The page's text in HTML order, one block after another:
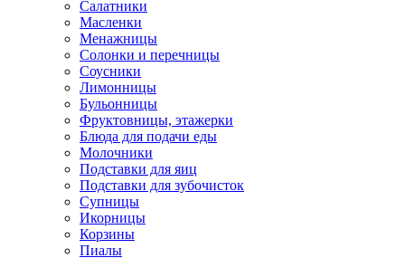
Салатники
Масленки
Менажницы
Солонки и перечницы
Соусники
Лимонницы
Бульонницы
Фруктовницы, этажерки
Блюда для подачи еды
Молочники
Подставки для яиц
Подставки для зубочисток
Супницы
Икорницы
Корзины
Пиалы